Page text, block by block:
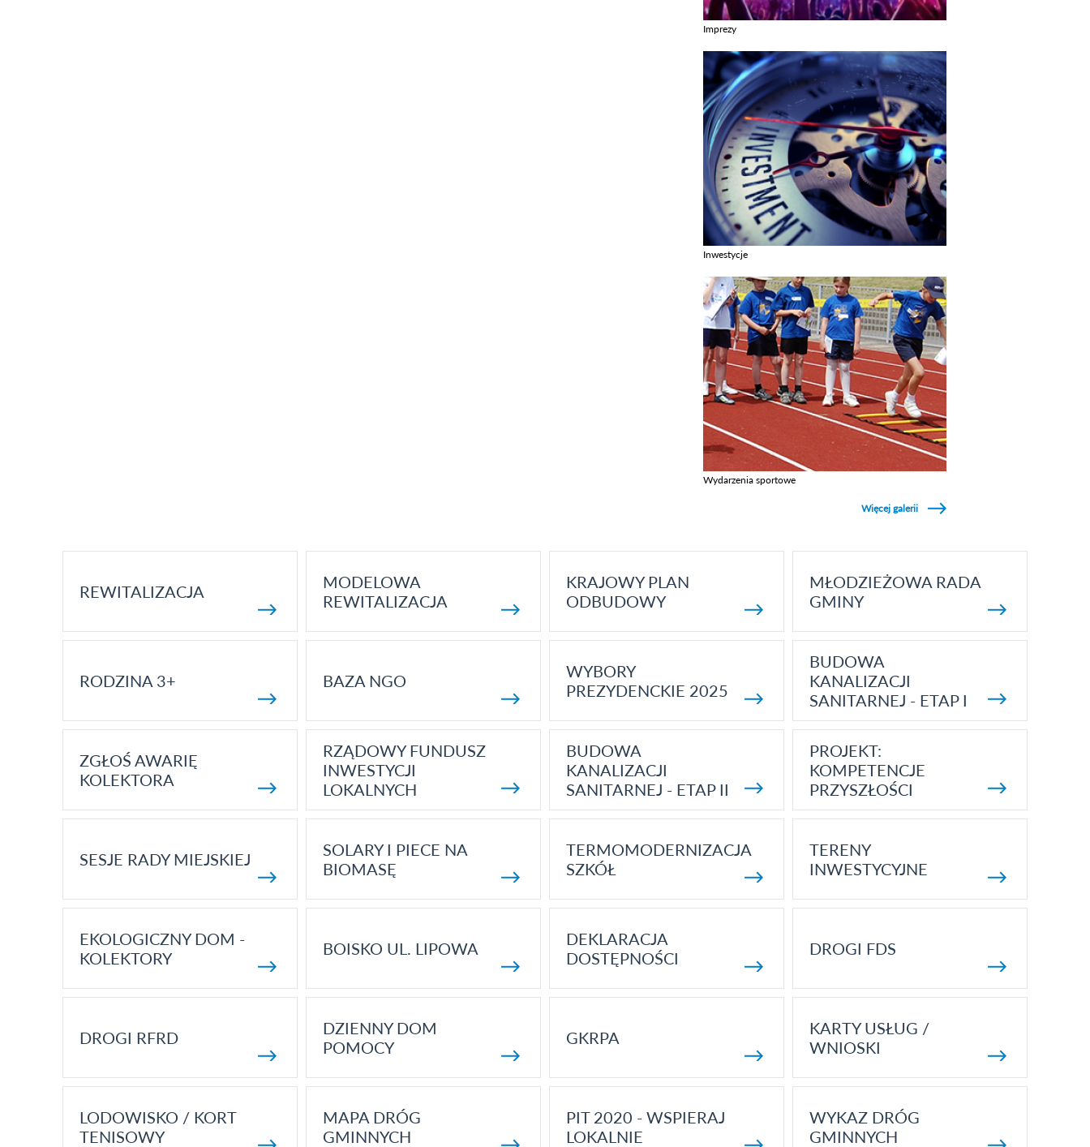
Imprezy
Inwestycje
Wydarzenia sportowe
Więcej galerii
REWITALIZACJA
MODELOWA
REWITALIZACJA
KRAJOWY PLAN
ODBUDOWY
MŁODZIEŻOWA RADA
GMINY
RODZINA 3+ BAZA NGO
WYBORY
PREZYDENCKIE 2025
BUDOWA
KANALIZACJI
SANITARNEJ - ETAP I
ZGŁOŚ AWARIĘ
KOLEKTORA
RZĄDOWY FUNDUSZ
INWESTYCJI
LOKALNYCH
BUDOWA
KANALIZACJI
SANITARNEJ - ETAP II
PROJEKT:
KOMPETENCJE
PRZYSZŁOŚCI
SESJE RADY MIEJSKIEJ
SOLARY I PIECE NA
BIOMASĘ
TERMOMODERNIZACJA
SZKÓŁ
TERENY
INWESTYCYJNE
EKOLOGICZNY DOM -
KOLEKTORY
BOISKO UL. LIPOWA
DEKLARACJA
DOSTĘPNOŚCI
DROGI FDS
DROGI RFRD
DZIENNY DOM
POMOCY
GKRPA
KARTY USŁUG /
WNIOSKI
LODOWISKO / KORT
TENISOWY
MAPA DRÓG
GMINNYCH
PIT 2020 - WSPIERAJ
LOKALNIE
WYKAZ DRÓG
GMINNYCH